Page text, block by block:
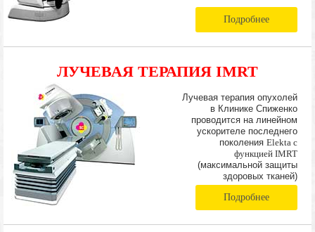
Подробнее
ЛУЧЕВАЯ ТЕРАПИЯ IMRT
Лучевая терапия опухолей
в Клинике Спиженко
проводится на линейном
ускорителе последнего
поколения Elekta с
функцией IMRT
(максимальной защиты
здоровых тканей)
Подробнее